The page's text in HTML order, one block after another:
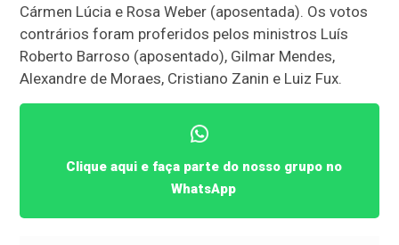
Cármen Lúcia e Rosa Weber (aposentada). Os votos
contrários foram proferidos pelos ministros Luís
Roberto Barroso (aposentado), Gilmar Mendes,
Alexandre de Moraes, Cristiano Zanin e Luiz Fux.
Clique aqui e faça parte do nosso grupo no
WhatsApp